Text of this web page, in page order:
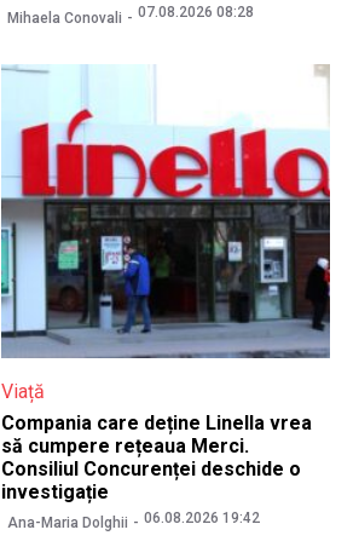
Mihaela Conovali 07.08.2026 08:28
Viață
Compania care deține Linella vrea
să cumpere rețeaua Merci.
Consiliul Concurenței deschide o
investigație
Ana-Maria Dolghii 06.08.2026 19:42